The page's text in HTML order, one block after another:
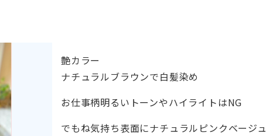
艶カラー
ナチュラルブラウンで白髪染め
お仕事柄明るいトーンやハイライトはNG
でもね気持ち表面にナチュラルピンクベージュ